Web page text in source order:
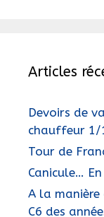
Articles
Devoirs de
chauffeur 1/
Tour de
Canicule…
A la manière
C6 des